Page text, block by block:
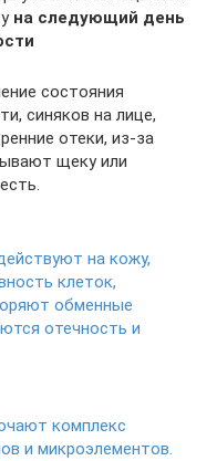
на следующий день
состояния
синяков на лице,
отеки, из-за
щеку или
на кожу,
клеток,
обменные
отечность и
комплекс
и микроэлементов.